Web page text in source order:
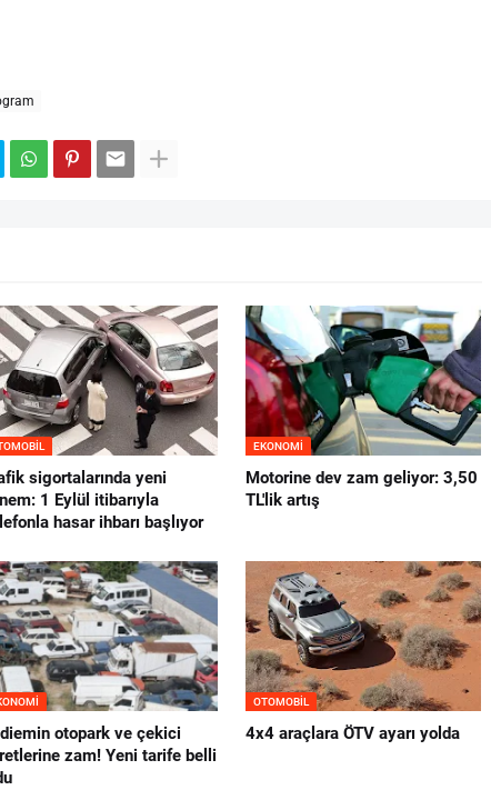
sigortalarında yeni
1 Eylül itibarıyla
hasar ihbarı başlıyor
EKONOMI
Motorine dev zam geliyor: 3,50
TL'lik artış
otopark ve çekici
zam! Yeni tarife belli
OTOMOBIL
4x4 araçlara ÖTV ayarı yolda